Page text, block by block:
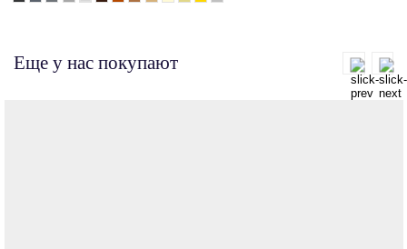
Еще у нас покупают